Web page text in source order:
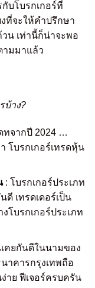
บโบรกเกอร์ที่
ที่จะให้คำปรึกษา
น เท่านี้ก็น่าจะพอ
ามมาแล้ว
บ้าง?
ทจากปี 2024 …
โบรกเกอร์เทรดหุ้น
: โบรกเกอร์ประเภท
เทรดเดอร์เป็น
โบรกเกอร์ประเภท
คยกันดีในนามของ
าคารกรุงเทพถือ
าย ฟีเจอร์ครบครัน